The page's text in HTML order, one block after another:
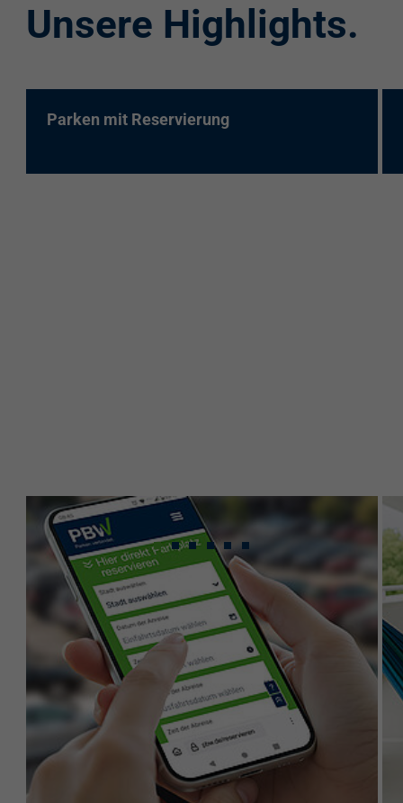
re:charge-Karte
Unsere Highlights.
Parken mit Reservierung
Gebündeltes Know-
how für maximale
Leistung.